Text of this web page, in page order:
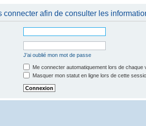
connecter afin de consulter les
J’ai oublié mon mot de passe
Me connecter automatiquement lors de chaque
Masquer mon statut en ligne lors de cette